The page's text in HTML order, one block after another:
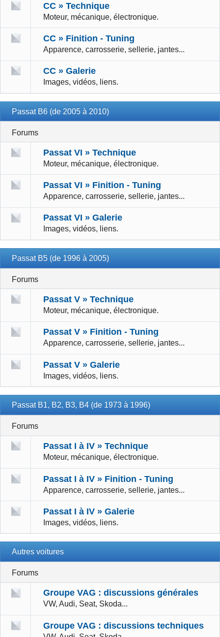
CC » Technique
Moteur, mécanique, électronique.
CC » Finition - Tuning
Apparence, carrosserie, sellerie, jantes...
CC » Galerie
Images, vidéos, liens.
Passat B6 (de 2005 à 2010)
Forums
Passat VI » Technique
Moteur, mécanique, électronique.
Passat VI » Finition - Tuning
Apparence, carrosserie, sellerie, jantes...
Passat VI » Galerie
Images, vidéos, liens.
Passat B5 (de 1996 à 2005)
Forums
Passat V » Technique
Moteur, mécanique, électronique.
Passat V » Finition - Tuning
Apparence, carrosserie, sellerie, jantes...
Passat V » Galerie
Images, vidéos, liens.
Passat B1, B2, B3, B4 (de 1973 à 1996)
Forums
Passat I à IV » Technique
Moteur, mécanique, électronique.
Passat I à IV » Finition - Tuning
Apparence, carrosserie, sellerie, jantes...
Passat I à IV » Galerie
Images, vidéos, liens.
Autres voitures
Forums
Groupe VAG : discussions générales
VW, Audi, Seat, Skoda...
Groupe VAG : discussions techniques